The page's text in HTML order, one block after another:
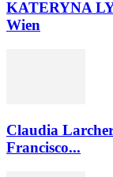
KATERYNA
Wien
Claudia
Francisco...